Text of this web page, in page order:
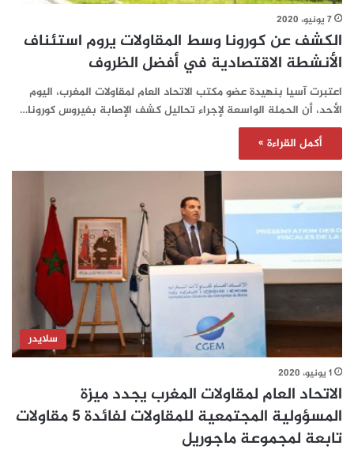
7 يونيو، 2020
الكشف عن كورونا وسط المقاولات يروم استئناف
الأنشطة الاقتصادية في أفضل الظروف
اعتبرت آسيا بنهيدة عضو مكتب الاتحاد العام لمقاولات المغرب، اليوم
الأحد، أن الحملة الواسعة لإجراء تحاليل كشف الإصابة بفيروس كورونا…
أكمل القراءة »
سلايدر
1 يونيو، 2020
الاتحاد العام لمقاولات المغرب يجدد ميزة
المسؤولية المجتمعية للمقاولات لفائدة 5 مقاولات
تابعة لمجموعة ماجوريل